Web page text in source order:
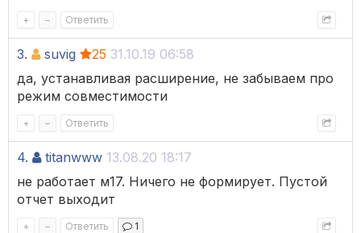
+ – Ответить
3. suvig 25 31.10.19 06:58
да, устанавливая расширение, не забываем про
режим совместимости
+ – Ответить
4. titanwww 13.08.20 18:17
не работает м17. Ничего не формирует. Пустой
отчет выходит
+ – Ответить 1